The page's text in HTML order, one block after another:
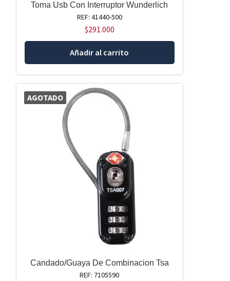
Toma Usb Con Interruptor Wunderlich
REF: 41440-500
$291.000
Añadir al carrito
AGOTADO
Candado/Guaya De Combinacion Tsa
REF: 7105590